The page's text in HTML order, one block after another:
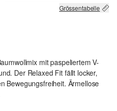
Grössentabelle
mit paspeliertem V-
Der Relaxed Fit fällt locker,
Bewegungsfreiheit. Ärmellose